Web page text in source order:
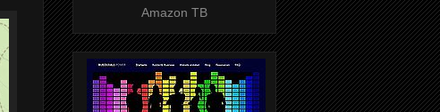
Amazon TB